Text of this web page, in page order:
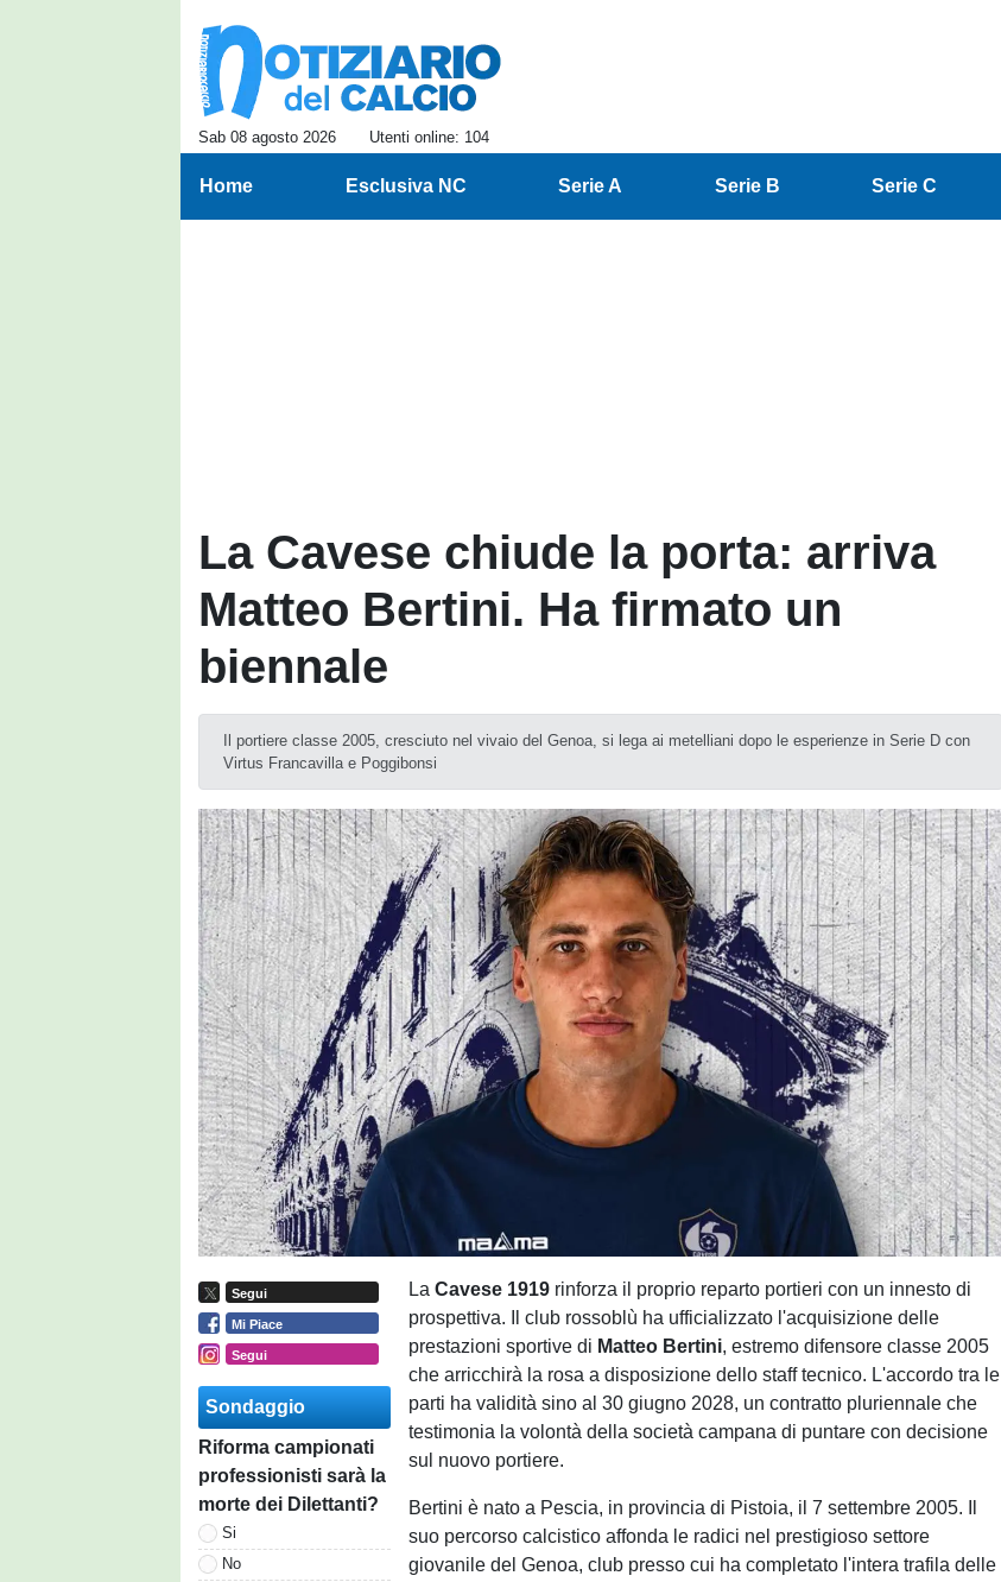
Sab 08 agosto 2026 Utenti online: 104
Home Esclusiva NC Serie A Serie B Serie C
La Cavese chiude la porta: arriva
Matteo Bertini. Ha firmato un
biennale
Il portiere classe 2005, cresciuto nel vivaio del Genoa, si lega ai metelliani dopo le esperienze in Serie D con
Virtus Francavilla e Poggibonsi
Segui
Mi Piace
Segui
Sondaggio
Riforma campionati
professionisti sarà la
morte dei Dilettanti?
Si
No
LaCavese 1919 rinforza il proprio reparto portieri con un innesto di
prospettiva. Il club rossoblù ha ufficializzato l'acquisizione delle
prestazioni sportive di Matteo Bertini, estremo difensore classe 2005
che arricchirà la rosa a disposizione dello staff tecnico. L'accordo tra le
parti ha validità sino al 30 giugno 2028, un contratto pluriennale che
testimonia la volontà della società campana di puntare con decisione
sul nuovo portiere.
Bertini è nato a Pescia, in provincia di Pistoia, il 7 settembre 2005. Il
suo percorso calcistico affonda le radici nel prestigioso settore
giovanile del Genoa, club presso cui ha completato l'intera trafila delle